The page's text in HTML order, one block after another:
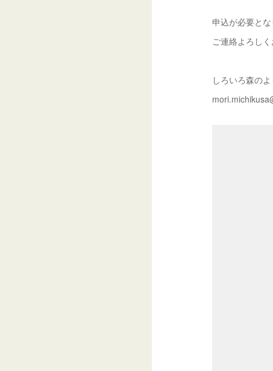
申込が必要と
ご連絡よろしく
しろいろ森の